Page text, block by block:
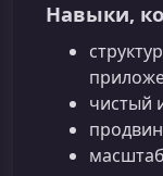
Навыки,
чистый